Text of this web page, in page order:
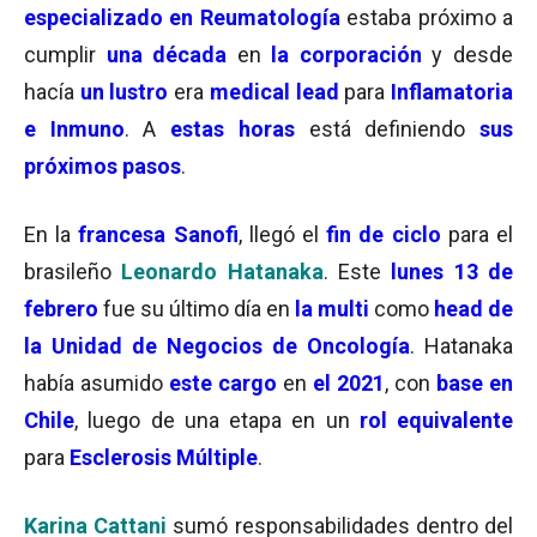
especializado en Reumatología estaba próximo a
cumplir una década en la corporación y desde
hacía un lustro era medical lead para Inflamatoria
e Inmuno. A estas horasestá definiendosus
próximos pasos.
En lafrancesa Sanofi, llegó el fin de ciclo para el
brasileño Leonardo Hatanaka. Este
lunes 13 de
febrero fue su último día en la multi como head de
la Unidad de Negocios de Oncología. Hatanaka
había asumido este cargo en el 2021, con base en
Chile, luego de una etapa en un rol equivalente
para Esclerosis Múltiple.
Karina Cattani sumó responsabilidades dentro del